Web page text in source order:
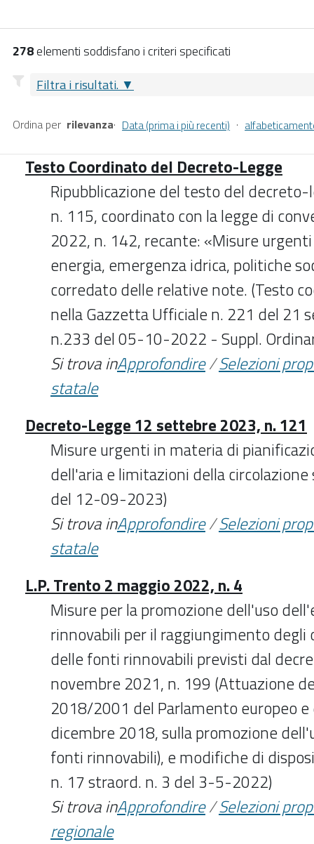
278elementi soddisfano i criteri specificati
Filtra i risultati.
Ordina per rilevanza· Data (prima i più recenti) ·
Testo Coordinato del Decreto-Legge
Ripubblicazione del testo del
n. 115, coordinato con la legge di
2022, n. 142, recante: «Misure
energia, emergenza idrica, politiche
corredato delle relative note. (Testo
nella Gazzetta Ufficiale n. 221 del 21
n.233 del 05-10-2022 - Suppl.
Si trova inApprofondire/Selezioni
statale
Decreto-Legge 12 settebre 2023, n. 121
Misure urgenti in materia di
dell'aria e limitazioni della
del 12-09-2023)
Si trova inApprofondire/Selezioni
statale
L.P. Trento 2 maggio 2022, n. 4
Misure per la promozione dell'uso
rinnovabili per il raggiungimento
delle fonti rinnovabili previsti dal
novembre 2021, n. 199 (Attuazione
2018/2001 del Parlamento europeo
dicembre 2018, sulla promozione
fonti rinnovabili), e modifiche di
n. 17 straord. n. 3 del 3-5-2022)
Si trova inApprofondire/Selezioni
regionale